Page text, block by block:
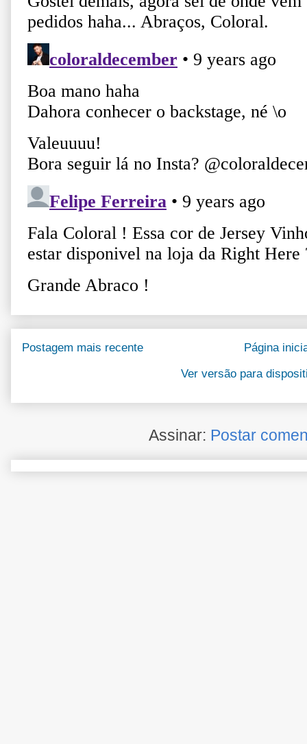
Postagem mais recente
Página
Ver versão para
Assinar: Postar